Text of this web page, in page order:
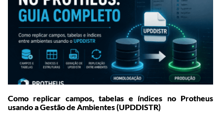
Como replicar campos, tabelas e índices no Protheus
usando a Gestão de Ambientes (UPDDISTR)